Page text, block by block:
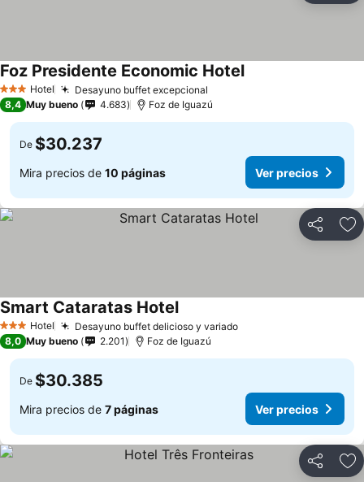
3 Estrellas
Hotel Desayuno buffet excepcional
Foz Presidente Economic Hotel
8,4 Muy bueno 4.683 Foz de Iguazú
De $30.237
Mira precios de 10 páginas Ver precios
Compartir
3 Estrellas
Hotel Desayuno buffet delicioso y variado
Smart Cataratas Hotel
8,0 Muy bueno 2.201 Foz de Iguazú
De $30.385
Mira precios de 7 páginas Ver precios
Compartir